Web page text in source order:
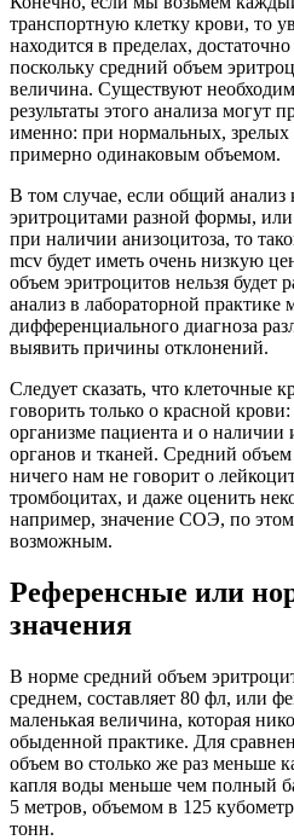
транспортную клетку крови, то
находится в пределах,
поскольку средний объем
величина. Существуют
результаты этого анализа могут
именно: при нормальных, зрелых
примерно одинаковым объемом.
В том случае, если общий анализ
эритроцитами разной формы, или
при наличии анизоцитоза, то
mcv будет иметь очень низкую
объем эритроцитов нельзя будет
анализ в лабораторной практике
дифференциального диагноза
выявить причины отклонений.
Следует сказать, что клеточные
говорить только о красной
организме пациента и о наличии
органов и тканей. Средний
ничего нам не говорит о
тромбоцитах, и даже оценить
например, значение СОЭ, по
возможным.
Референсные или
значения
В норме средний объем
среднем, составляет 80 фл, или
маленькая величина, которая
обыденной практике. Для
объем во столько же раз меньше
капля воды меньше чем полный
5 метров, объемом в 125
тонн.